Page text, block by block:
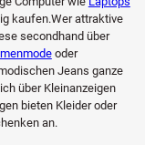
kaufen.Wer attraktive
secondhand über
oder
Jeans ganze
über Kleinanzeigen
bieten Kleider oder
an.